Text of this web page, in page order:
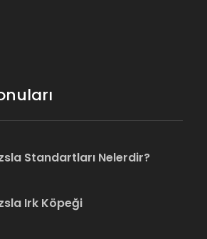
Standartları Nelerdir?
Irk Köpeği